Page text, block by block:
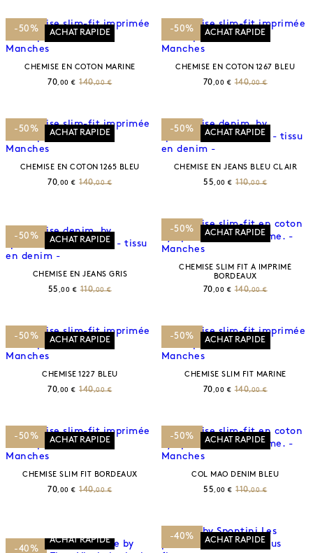
-50% ACHAT RAPIDE
CHEMISE EN COTON MARINE
70,00 € 140,00 €
-50% ACHAT RAPIDE
CHEMISE EN COTON 1267 BLEU
70 ,00 € 140,00 €
-50% ACHAT RAPIDE
CHEMISE EN COTON 1265 BLEU
70,00 € 140,00 €
-50% ACHAT RAPIDE
CHEMISE EN JEANS BLEU CLAIR
55 ,00 € 110,00 €
-50% ACHAT RAPIDE
CHEMISE EN JEANS GRIS
55 ,00 € 110,00 €
-50% ACHAT RAPIDE
CHEMISE SLIM FIT À IMPRIMÉ
BORDEAUX
70 ,00 € 140,00 €
-50% ACHAT RAPIDE
CHEMISE 1227 BLEU
70,00 € 140,00 €
-50% ACHAT RAPIDE
CHEMISE SLIM FIT MARINE
70 ,00 € 140,00 €
-50% ACHAT RAPIDE
CHEMISE SLIM FIT BORDEAUX
70,00 € 140,00 €
-50% ACHAT RAPIDE
COL MAO DENIM BLEU
55 ,00 € 110,00 €
-40%
ACHAT RAPIDE -40% ACHAT RAPIDE